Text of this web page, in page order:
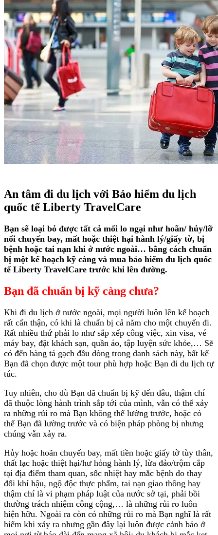
An tâm đi du lịch với Bảo hiểm du lịch
quốc tế Liberty TravelCare
Bạn sẽ loại bỏ được tất cả mối lo ngại như hoãn/ hủy/lỡ
nối chuyến bay, mất hoặc thiệt hại hành lý/giấy tờ, bị
bệnh hoặc tai nạn khi ở nước ngoài… bằng cách chuẩn
bị một kế hoạch kỹ càng và mua bảo hiểm du lịch quốc
tế Liberty TravelCare trước khi lên đường.
Bạn đã chuẩn bị kỹ càng chưa?
Khi đi du lịch ở nước ngoài, mọi người luôn lên kế hoạch
rất cẩn thận, có khi là chuẩn bị cả năm cho một chuyến đi.
Rất nhiều thứ phải lo như sắp xếp công việc, xin visa, vé
máy bay, đặt khách sạn, quần áo, tập luyện sức khỏe,… Sẽ
có đến hàng tá gạch đầu dòng trong danh sách này, bất kể
Bạn đã chọn được một tour phù hợp hoặc Bạn đi du lịch tự
túc.
Tuy nhiên, cho dù Bạn đã chuẩn bị kỹ đến đâu, thậm chí
đã thuộc lòng hành trình sắp tới của mình, vẫn có thể xảy
ra những rủi ro mà Bạn không thể lường trước, hoặc có
thể Bạn đã lường trước và có biện pháp phòng bị nhưng
chúng vẫn xảy ra.
Hủy hoặc hoãn chuyến bay, mất tiền hoặc giấy tờ tùy thân,
thất lạc hoặc thiệt hại/hư hỏng hành lý, lừa đảo/trộm cắp
tại địa điểm tham quan, sốc nhiệt hay mắc bệnh do thay
đổi khí hậu, ngộ độc thực phẩm, tai nạn giao thông hay
thậm chí là vi phạm pháp luật của nước sở tại, phải bồi
thường trách nhiệm công cộng,… là những rủi ro luôn
hiện hữu. Ngoài ra còn có những rủi ro mà Bạn nghĩ là rất
hiếm khi xảy ra nhưng gần đây lại luôn được cảnh báo ở